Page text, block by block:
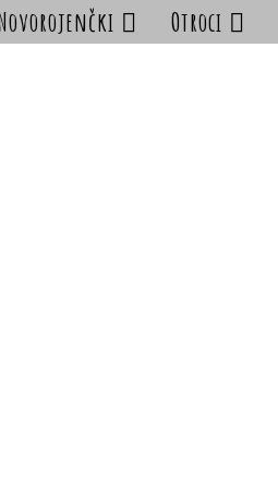
Otroci